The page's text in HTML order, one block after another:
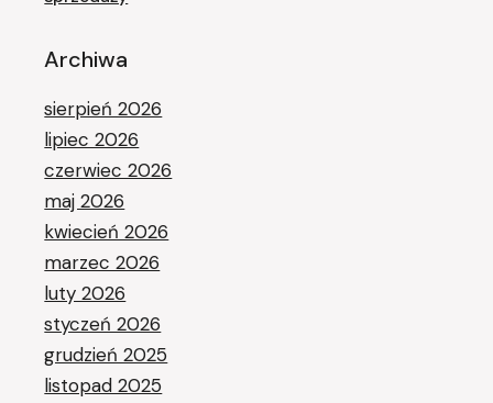
Archiwa
sierpień 2026
lipiec 2026
czerwiec 2026
maj 2026
kwiecień 2026
marzec 2026
luty 2026
styczeń 2026
grudzień 2025
listopad 2025